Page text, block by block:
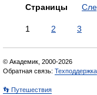
Страницы
1 2 3
© Академик, 2000-2026
Обратная связь: Техподдержка
👣 Путешествия